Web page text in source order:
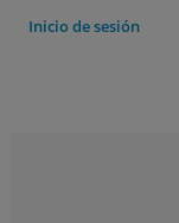
Inicio de sesión